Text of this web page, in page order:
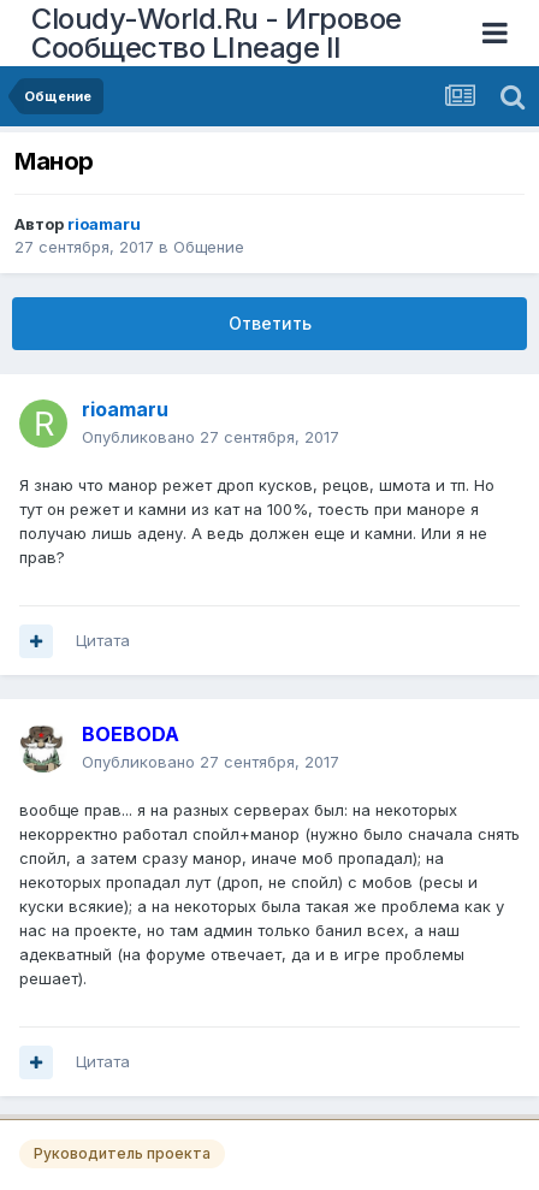
Cloudy-World.Ru - Игровое
Сообщество LIneage II
Общение
Манор
Автор rioamaru
27 сентября, 2017 в Общение
Ответить
rioamaru
Опубликовано 27 сентября, 2017
Я знаю что манор режет дроп кусков, рецов, шмота и тп. Но
тут он режет и камни из кат на 100%, тоесть при маноре я
получаю лишь адену. А ведь должен еще и камни. Или я не
прав?
Цитата
BOEBODA
Опубликовано 27 сентября, 2017
вообще прав... я на разных серверах был: на некоторых
некорректно работал спойл+манор (нужно было сначала снять
спойл, а затем сразу манор, иначе моб пропадал); на
некоторых пропадал лут (дроп, не спойл) с мобов (ресы и
куски всякие); а на некоторых была такая же проблема как у
нас на проекте, но там админ только банил всех, а наш
адекватный (на форуме отвечает, да и в игре проблемы
решает).
Цитата
Руководитель проекта